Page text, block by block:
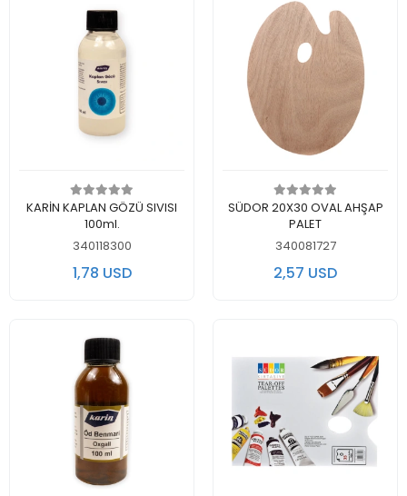
Add to cart
KARİN KAPLAN GÖZÜ SIVISI
100ml.
340118300
1,78 USD
Add to cart
SÜDOR 20X30 OVAL AHŞAP
PALET
340081727
2,57 USD